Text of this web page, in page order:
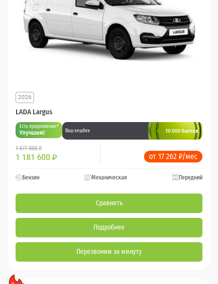
LADA Largus
2026
Есть предложение?
Улучшим! Ваш кешбек 10 000 баллов
1 677 000 ₽
1 181 600 ₽ от 17 262 ₽/мес
Бензин Механическая Передний
Сравнить
Подробнее
Перезвоним за минуту